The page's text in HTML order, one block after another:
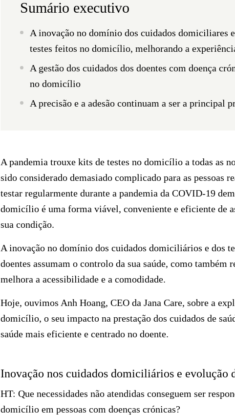
Sumário executivo
A inovação no domínio dos cuidados domiciliares
testes feitos nodomicílio, melhorando a
A gestão dos cuidados dos doentes com doença
no domicílio
A precisãoe a adesão continuam a ser a principal
A pandemia trouxe kits de testes no domicílio a todas as
sido considerado demasiado complicado para as pessoas
testar regularmente durante a pandemia da COVID-19
domicílio é uma forma viável, conveniente e eficiente de
sua condição.
A inovação no domínio dos cuidados domiciliários e dos
doentes assumam o controlo da sua saúde, como também
melhora a acessibilidade e a comodidade.
Hoje, ouvimos Anh Hoang, CEO da Jana Care, sobre a
domicílio, o seu impacto na prestação dos cuidados de
saúde mais eficiente e centrado no doente.
Inovação nos cuidados domiciliários e evolução
HT: Que necessidades não atendidas conseguem ser
domicílio em pessoas com doenças crónicas?